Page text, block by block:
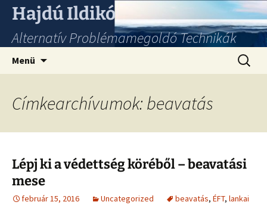
Hajdú Ildikó
Alternatív Problémamegoldó Technikák
Menü
Címkearchívumok: beavatás
Lépj ki a védettség köréből – beavatási
mese
február 15, 2016 Uncategorized beavatás, ÉFT, lankai